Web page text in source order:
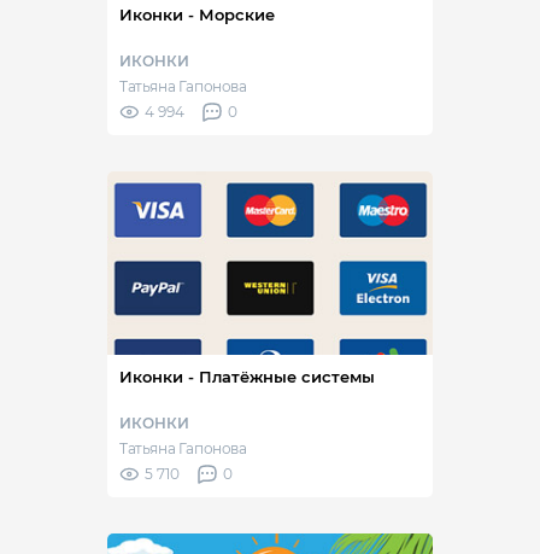
Иконки - Морские
ИКОНКИ
Татьяна Гапонова
4 994
0
Иконки - Платёжные системы
ИКОНКИ
Татьяна Гапонова
5 710
0